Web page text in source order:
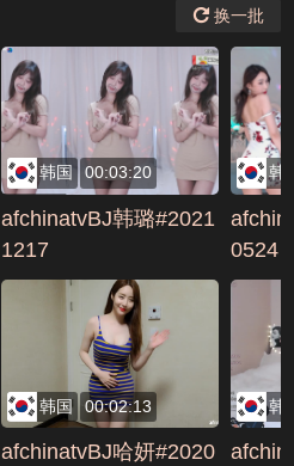
换一批
韩国 00:03:20
afchinatvBJ韩璐#2021
1217
韩
0524
韩国 00:02:13
afchinatvBJ哈妍#2020
韩